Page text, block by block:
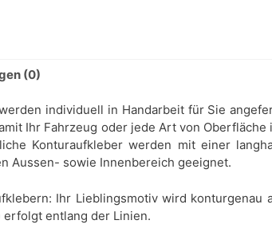
(0)
individuell in Handarbeit für Sie
Ihr Fahrzeug oder jede Art von
Konturaufkleber werden mit einer
Aussen- sowie Innenbereich geeignet.
Ihr Lieblingsmotiv wird
erfolgt entlang der Linien.